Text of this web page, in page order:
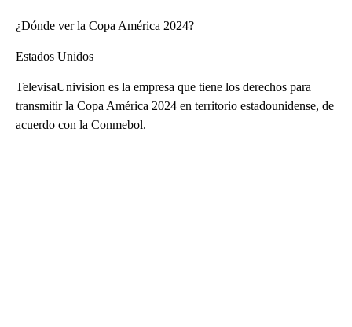
¿Dónde ver la Copa América 2024?
Estados Unidos
TelevisaUnivision es la empresa que tiene los derechos para
transmitir la Copa América 2024 en territorio estadounidense, de
acuerdo con la Conmebol.